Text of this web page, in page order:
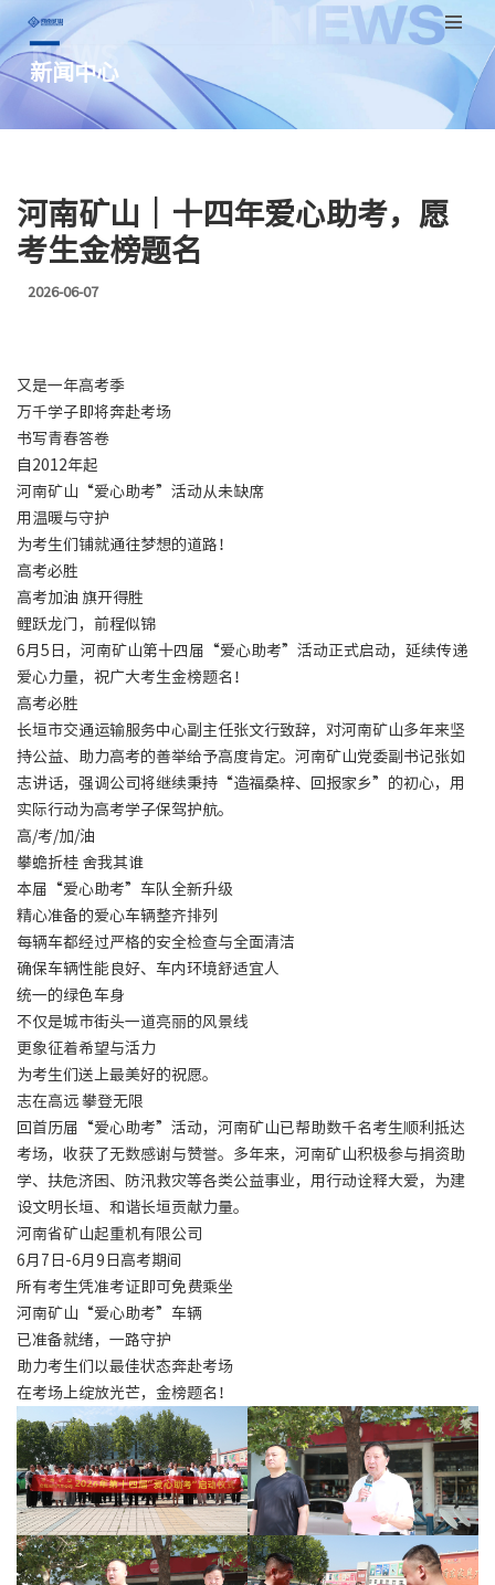
跳
至
NEWS
新闻中心
河南矿山｜十四年爱心助考，愿
考生金榜题名
2026-06-07
又是一年高考季
万千学子即将奔赴考场
书写青春答卷
自2012年起
河南矿山“爱心助考”活动从未缺席
用温暖与守护
为考生们铺就通往梦想的道路！
高考必胜
高考加油 旗开得胜
鲤跃龙门，前程似锦
6月5日，河南矿山第十四届“爱心助考”活动正式启动，延续传递
爱心力量，祝广大考生金榜题名！
高考必胜
长垣市交通运输服务中心副主任张文行致辞，对河南矿山多年来坚
持公益、助力高考的善举给予高度肯定。河南矿山党委副书记张如
志讲话，强调公司将继续秉持“造福桑梓、回报家乡”的初心，用
实际行动为高考学子保驾护航。
高/考/加/油
攀蟾折桂 舍我其谁
本届“爱心助考”车队全新升级
精心准备的爱心车辆整齐排列
每辆车都经过严格的安全检查与全面清洁
确保车辆性能良好、车内环境舒适宜人
统一的绿色车身
不仅是城市街头一道亮丽的风景线
更象征着希望与活力
为考生们送上最美好的祝愿。
志在高远 攀登无限
回首历届“爱心助考”活动，河南矿山已帮助数千名考生顺利抵达
考场，收获了无数感谢与赞誉。多年来，河南矿山积极参与捐资助
学、扶危济困、防汛救灾等各类公益事业，用行动诠释大爱，为建
设文明长垣、和谐长垣贡献力量。
河南省矿山起重机有限公司
6月7日-6月9日高考期间
所有考生凭准考证即可免费乘坐
河南矿山“爱心助考”车辆
已准备就绪，一路守护
助力考生们以最佳状态奔赴考场
在考场上绽放光芒，金榜题名！